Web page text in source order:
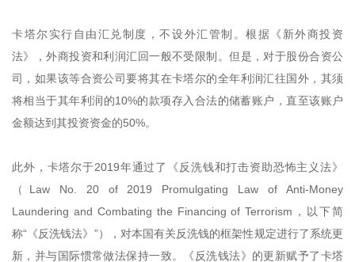
卡塔尔实行自由汇兑制度，不设外汇管制。根据《新外商投资
法》，外商投资和利润汇回一般不受限制。但是，对于股份合资公
司，如果该等合资公司要将其在卡塔尔的全年利润汇往国外，其须
将相当于其年利润的10%的款项存入合法的储蓄账户，直至该账户
金额达到其投资资金的50%。
此外，卡塔尔于2019年通过了《反洗钱和打击资助恐怖主义法》
（Law No. 20 of 2019 Promulgating Law of Anti-Money
Laundering and Combating the Financing of Terrorism，以下简
称“《反洗钱法》”），对本国有关反洗钱的框架性规定进行了系统更
新，并与国际惯常做法保持一致。《反洗钱法》的更新赋予了卡塔